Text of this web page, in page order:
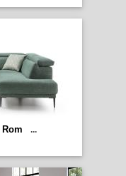
Rom
...